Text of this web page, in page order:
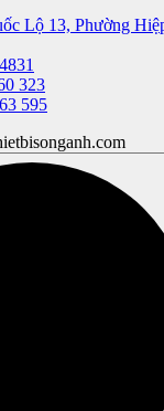
Lộ 13, Phường
323
595